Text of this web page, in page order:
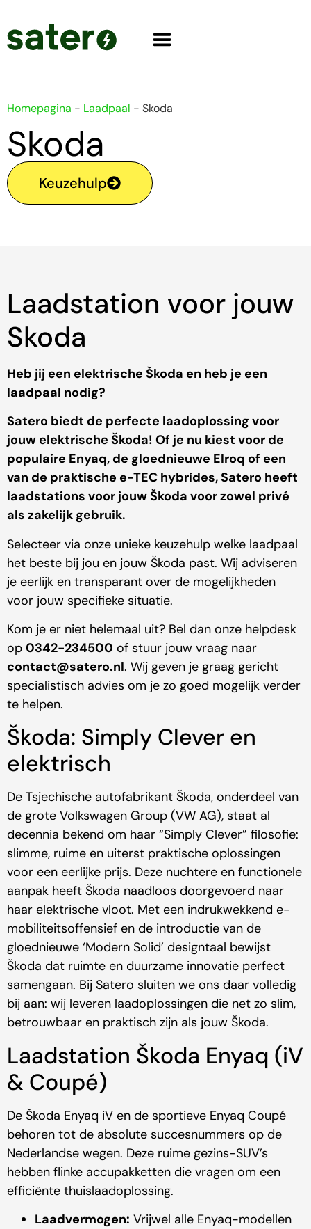
Homepagina - Laadpaal - Skoda
Skoda
Keuzehulp
Laadstation voor jouw
Skoda
Heb jij een elektrische Škoda en heb je een
laadpaal nodig?
Satero biedt de perfecte laadoplossing voor
jouw elektrische Škoda! Of je nu kiest voor de
populaire Enyaq, de gloednieuwe Elroq of een
van de praktische e-TEC hybrides, Satero heeft
laadstations voor jouw Škoda voor zowel privé
als zakelijk gebruik.
Selecteer via onze unieke keuzehulp welke laadpaal
het beste bij jou en jouw Škoda past. Wij adviseren
je eerlijk en transparant over de mogelijkheden
voor jouw specifieke situatie.
Kom je er niet helemaal uit? Bel dan onze helpdesk
op 0342-234500 of stuur jouw vraag naar
contact@satero.nl. Wij geven je graag gericht
specialistisch advies om je zo goed mogelijk verder
te helpen.
Škoda: Simply Clever en
elektrisch
De Tsjechische autofabrikant Škoda, onderdeel van
de grote Volkswagen Group (VW AG), staat al
decennia bekend om haar “Simply Clever” filosofie:
slimme, ruime en uiterst praktische oplossingen
voor een eerlijke prijs. Deze nuchtere en functionele
aanpak heeft Škoda naadloos doorgevoerd naar
haar elektrische vloot. Met een indrukwekkend e-
mobiliteitsoffensief en de introductie van de
gloednieuwe ‘Modern Solid’ designtaal bewijst
Škoda dat ruimte en duurzame innovatie perfect
samengaan. Bij Satero sluiten we ons daar volledig
bij aan: wij leveren laadoplossingen die net zo slim,
betrouwbaar en praktisch zijn als jouw Škoda.
Laadstation Škoda Enyaq (iV
& Coupé)
De Škoda Enyaq iV en de sportieve Enyaq Coupé
behoren tot de absolute succesnummers op de
Nederlandse wegen. Deze ruime gezins-SUV’s
hebben flinke accupakketten die vragen om een
efficiënte thuislaadoplossing.
Laadvermogen: Vrijwel alle Enyaq-modellen